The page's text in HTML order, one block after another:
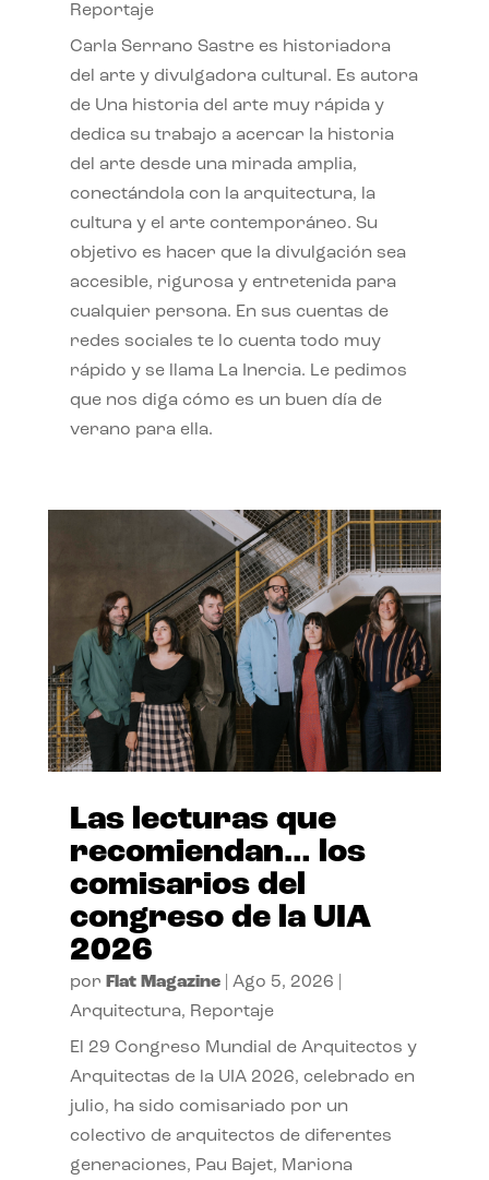
Reportaje
Carla Serrano Sastre es historiadora
del arte y divulgadora cultural. Es autora
de Una historia del arte muy rápida y
dedica su trabajo a acercar la historia
del arte desde una mirada amplia,
conectándola con la arquitectura, la
cultura y el arte contemporáneo. Su
objetivo es hacer que la divulgación sea
accesible, rigurosa y entretenida para
cualquier persona. En sus cuentas de
redes sociales te lo cuenta todo muy
rápido y se llama La Inercia. Le pedimos
que nos diga cómo es un buen día de
verano para ella.
Las lecturas que
recomiendan… los
comisarios del
congreso de la UIA
2026
por Flat Magazine| Ago 5, 2026
Arquitectura, Reportaje
El 29 Congreso Mundial de Arquitectos y
Arquitectas de la UIA 2026, celebrado en
julio, ha sido comisariado por un
colectivo de arquitectos de diferentes
generaciones, Pau Bajet, Mariona